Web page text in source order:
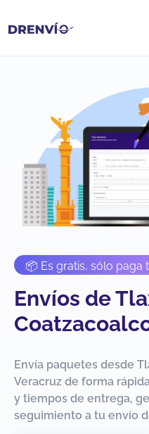
📦 Es gratis, sólo paga
Envíos de
Envía paquetes desde
Veracruz de forma
y tiempos de entrega,
seguimiento a tu envío